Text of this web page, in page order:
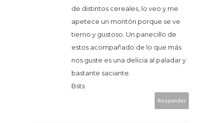
de distintos cereales, lo veo y me
apetece un montón porque se ve
tierno y gustoso. Un panecillo de
estos acompañado de lo que más
nos guste es una delicia al paladar y
bastante saciante.
Bsts
Responder